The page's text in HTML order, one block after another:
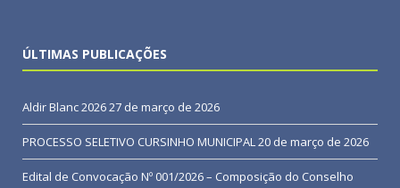
ÚLTIMAS PUBLICAÇÕES
Aldir Blanc 202627 de março de 2026
PROCESSO SELETIVO CURSINHO MUNICIPAL20 de março de 2026
Edital de Convocação Nº 001/2026 – Composição do Conselho